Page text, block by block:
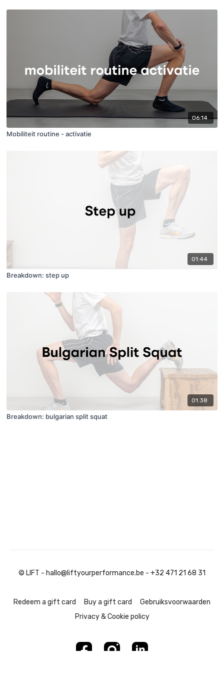
06:14
Mobiliteit routine - activatie
01:44
Breakdown: step up
01:38
Breakdown: bulgarian split squat
© LIFT - hallo@liftyourperformance.be - +32 471 21 68 31
Redeem a gift card Buy a gift card
Gebruiksvoorwaarden
Privacy & Cookie policy